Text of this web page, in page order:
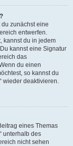
zunächst eine
entwerfen.
kannst du in jedem
kannst eine Signatur
das
du einen
so kannst du
wieder deaktivieren.
eines Themas
unterhalb des
nicht sehen